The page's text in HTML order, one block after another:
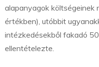
alapanyagok költségeinek
értékben), utóbbit
intézkedésekből fakadó
ellentételezte.